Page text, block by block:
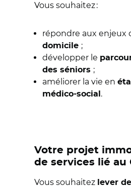
Vous souhaitez :
répondre aux enjeux
domicile ;
développer le
des séniors ;
améliorer la vie en
médico-social .
Votre projet
de services lié au
Vous souhaitez lever